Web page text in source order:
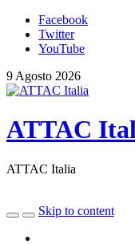
Facebook
Twitter
YouTube
9 Agosto 2026
ATTAC
ATTAC Italia
Skip to content